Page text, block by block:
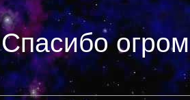
Спасибо